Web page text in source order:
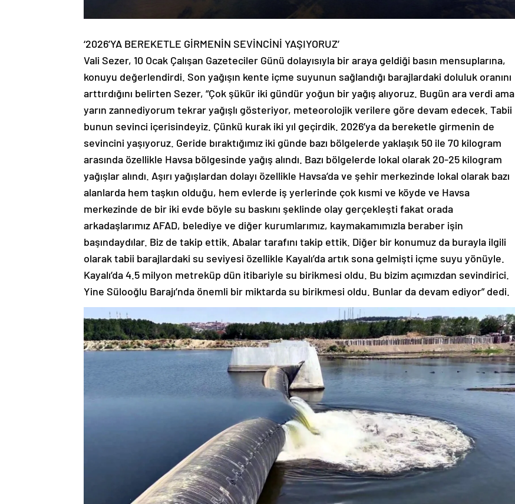
‘2026’YA BEREKETLE GİRMENİN SEVİNCİNİ YAŞIYORUZ’
Vali Sezer, 10 Ocak Çalışan Gazeteciler Günü dolayısıyla bir araya geldiği basın mensuplarına,
konuyu değerlendirdi. Son yağışın kente içme suyunun sağlandığı barajlardaki doluluk oranını
arttırdığını belirten Sezer, “Çok şükür iki gündür yoğun bir yağış alıyoruz. Bugün ara verdi ama
yarın zannediyorum tekrar yağışlı gösteriyor, meteorolojik verilere göre devam edecek. Tabii
bunun sevinci içerisindeyiz. Çünkü kurak iki yıl geçirdik. 2026’ya da bereketle girmenin de
sevincini yaşıyoruz. Geride bıraktığımız iki günde bazı bölgelerde yaklaşık 50 ile 70 kilogram
arasında özellikle Havsa bölgesinde yağış alındı. Bazı bölgelerde lokal olarak 20-25 kilogram
yağışlar alındı. Aşırı yağışlardan dolayı özellikle Havsa’da ve şehir merkezinde lokal olarak bazı
alanlarda hem taşkın olduğu, hem evlerde iş yerlerinde çok kısmi ve köyde ve Havsa
merkezinde de bir iki evde böyle su baskını şeklinde olay gerçekleşti fakat orada
arkadaşlarımız AFAD, belediye ve diğer kurumlarımız, kaymakamımızla beraber işin
başındaydılar. Biz de takip ettik. Abalar tarafını takip ettik. Diğer bir konumuz da burayla ilgili
olarak tabii barajlardaki su seviyesi özellikle Kayalı’da artık sona gelmişti içme suyu yönüyle.
Kayalı’da 4.5 milyon metreküp dün itibariyle su birikmesi oldu. Bu bizim açımızdan sevindirici.
Yine Sülooğlu Barajı’nda önemli bir miktarda su birikmesi oldu. Bunlar da devam ediyor” dedi.